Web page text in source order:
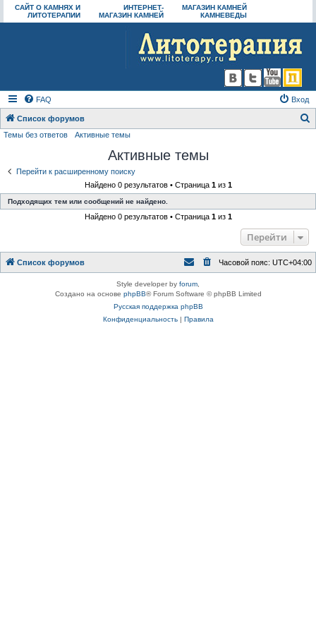
САЙТ О КАМНЯХ И
ЛИТОТЕРАПИИ
ИНТЕРНЕТ-
МАГАЗИН КАМНЕЙ
МАГАЗИН КАМНЕЙ
КАМНЕВЕДЫ
FAQ Вход
Список форумов
Темы без ответов Активные темы
Активные темы
Перейти к расширенному поиску
Найдено 0 результатов • Страница 1из 1
Подходящих тем или сообщений не найдено.
Найдено 0 результатов • Страница 1из 1
Перейти
Список форумов Часовой пояс: UTC+04:00
Style developer by forum
Создано на основе phpBB® Forum Software © phpBB Limited
Русская поддержка phpBB
Конфиденциальность| Правила